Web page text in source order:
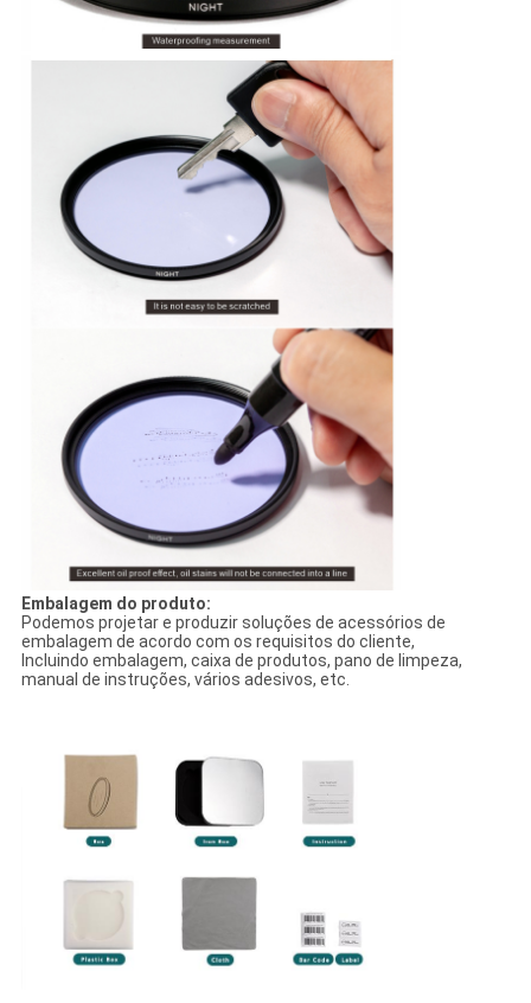
Embalagem do produto:
Podemos projetar e produzir soluções de acessórios de
embalagem de acordo com os requisitos do cliente,
Incluindo embalagem, caixa de produtos, pano de limpeza,
manual de instruções, vários adesivos, etc.